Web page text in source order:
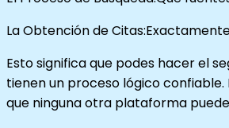
La Obtención de
Esto significa que podes hacer el
tienen un proceso lógico
que ninguna otra plataforma